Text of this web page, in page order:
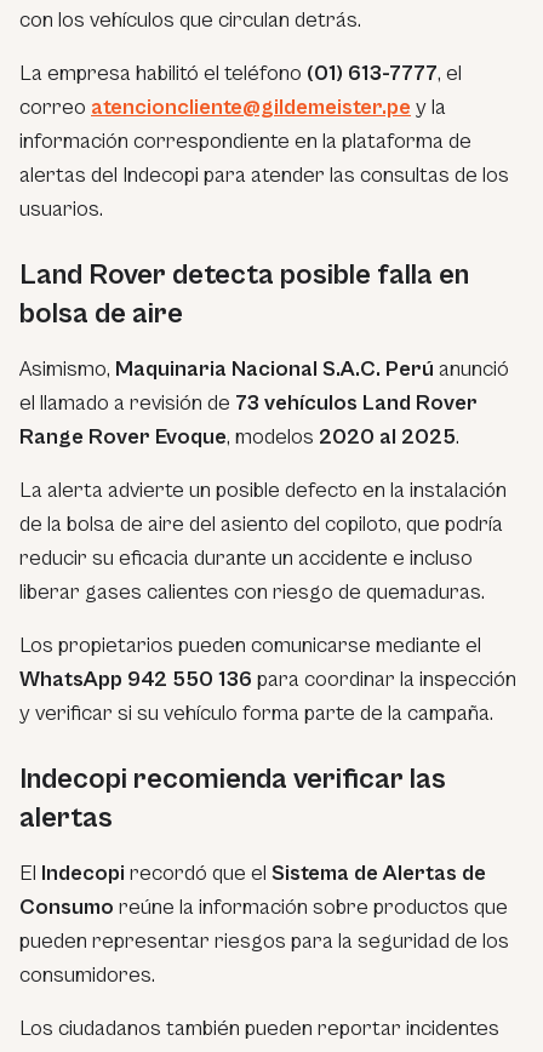
con los vehículos que circulan detrás.
La empresa habilitó el teléfono (01) 613-7777, el
correo atencioncliente@gildemeister.pe y la
información correspondiente en la plataforma de
alertas del Indecopi para atender las consultas de los
usuarios.
Land Rover detecta posible falla en
bolsa de aire
Asimismo, Maquinaria Nacional S.A.C. Perú anunció
el llamado a revisión de 73 vehículos Land Rover
Range Rover Evoque, modelos 2020 al 2025.
La alerta advierte un posible defecto en la instalación
de la bolsa de aire del asiento del copiloto, que podría
reducir su eficacia durante un accidente e incluso
liberar gases calientes con riesgo de quemaduras.
Los propietarios pueden comunicarse mediante el
WhatsApp 942 550 136 para coordinar la inspección
y verificar si su vehículo forma parte de la campaña.
Indecopi recomienda verificar las
alertas
El Indecopi recordó que el Sistema de Alertas de
Consumo reúne la información sobre productos que
pueden representar riesgos para la seguridad de los
consumidores.
Los ciudadanos también pueden reportar incidentes